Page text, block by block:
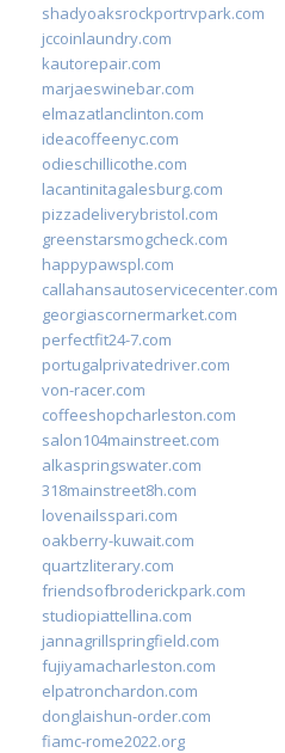
shadyoaksrockportrvpark.com
jccoinlaundry.com
kautorepair.com
marjaeswinebar.com
elmazatlanclinton.com
ideacoffeenyc.com
odieschillicothe.com
lacantinitagalesburg.com
pizzadeliverybristol.com
greenstarsmogcheck.com
happypawspl.com
callahansautoservicecenter.com
georgiascornermarket.com
perfectfit24-7.com
portugalprivatedriver.com
von-racer.com
coffeeshopcharleston.com
salon104mainstreet.com
alkaspringswater.com
318mainstreet8h.com
lovenailsspari.com
oakberry-kuwait.com
quartzliterary.com
friendsofbroderickpark.com
studiopiattellina.com
jannagrillspringfield.com
fujiyamacharleston.com
elpatronchardon.com
donglaishun-order.com
fiamc-rome2022.org